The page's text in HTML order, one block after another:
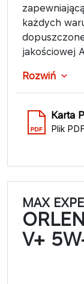
każdych
jakościowej
Rozwiń
Karta
Plik
MAX
V+